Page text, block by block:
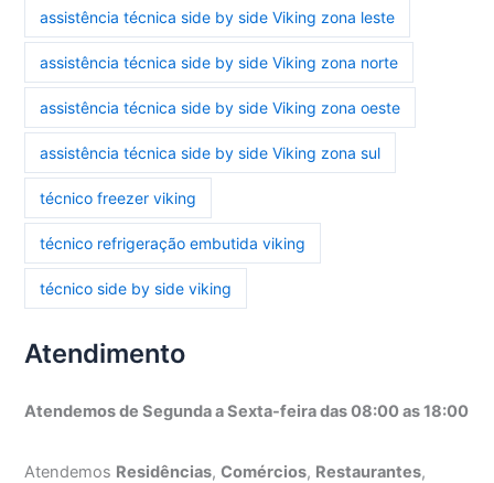
assistência técnica side by side Viking zona leste
assistência técnica side by side Viking zona norte
assistência técnica side by side Viking zona oeste
assistência técnica side by side Viking zona sul
técnico freezer viking
técnico refrigeração embutida viking
técnico side by side viking
Atendimento
Atendemos de Segunda a Sexta-feira das 08:00 as 18:00
Atendemos Residências,Comércios, Restaurantes,